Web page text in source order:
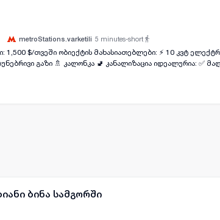
all-
metroStations.varketili 5 minutes-short
10 კვტ ელექტროენერგია 🌬️ დამონტაჟებული
🚽 კანალიზაცია იდეალურია: ✅ მაღაზიისთვის ✅ ოფისისთვის ✅
შესაძლებელია საშეღავათო პერიოდის შეთანხმებაც,
ბინა სამგორში